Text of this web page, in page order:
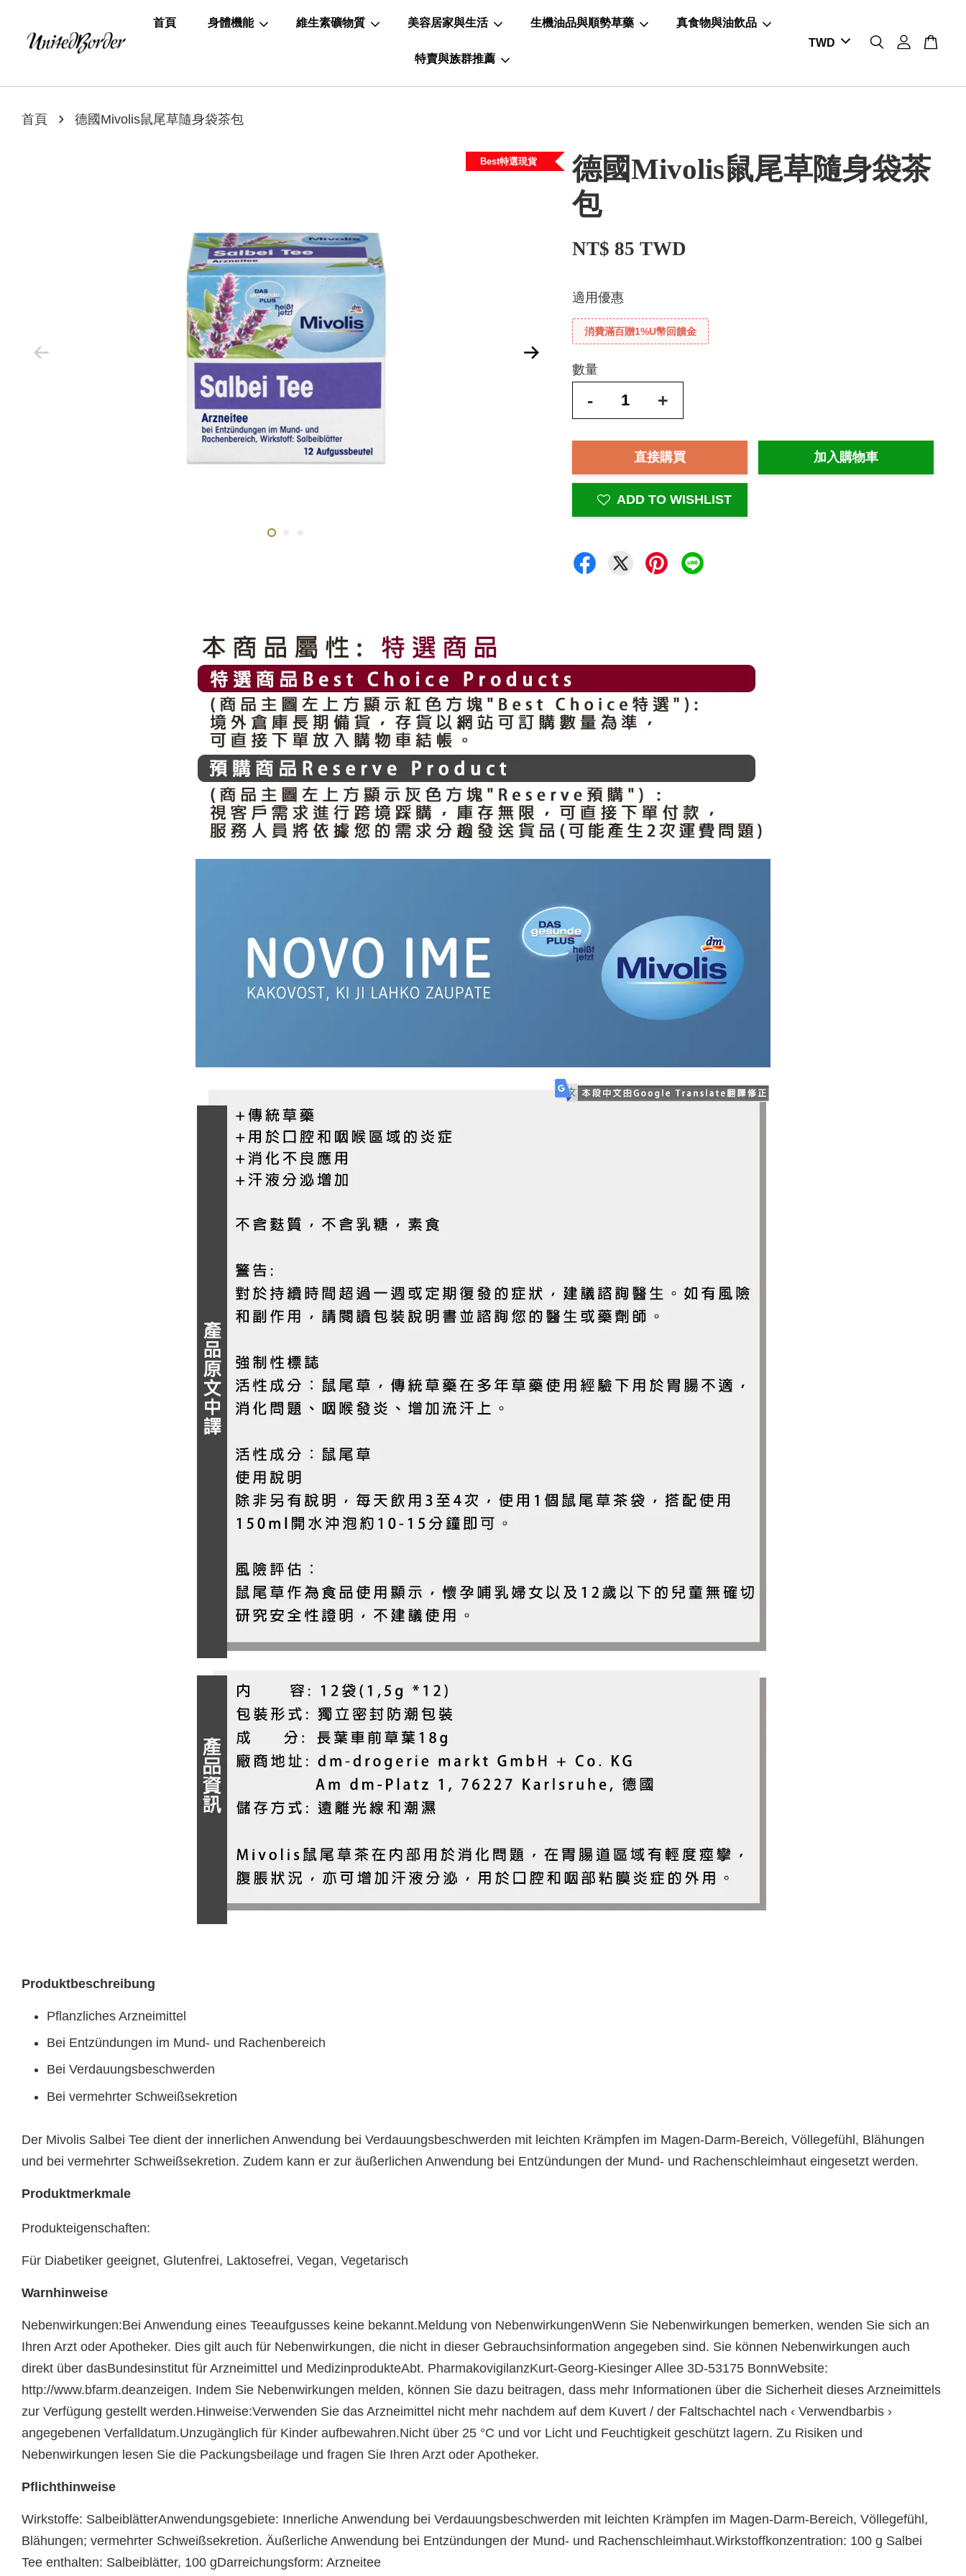
首頁 身體機能 維生素礦物質 美容居家與生活 生機油品與順勢草藥 真食物與油飲品
特賣與族群推薦
首頁 › 德國Mivolis鼠尾草隨身袋茶包
Best特選現貨
德國Mivolis鼠尾草隨身袋茶
包
NT$ 85 TWD
適用優惠
消費滿百贈1%U幣回饋金
數量
- +
直接購買 加入購物車
ADD TO WISHLIST
Produktbeschreibung
Pflanzliches Arzneimittel
Bei Entzündungen im Mund- und Rachenbereich
Bei Verdauungsbeschwerden
Bei vermehrter Schweißsekretion
Der Mivolis Salbei Tee dient der innerlichen Anwendung bei Verdauungsbeschwerden mit leichten Krämpfen im Magen-Darm-Bereich, Völlegefühl, Blähungen
und bei vermehrter Schweißsekretion. Zudem kann er zur äußerlichen Anwendung bei Entzündungen der Mund- und Rachenschleimhaut eingesetzt werden.
Produktmerkmale
Produkteigenschaften:
Für Diabetiker geeignet, Glutenfrei, Laktosefrei, Vegan, Vegetarisch
Warnhinweise
Nebenwirkungen:Bei Anwendung eines Teeaufgusses keine bekannt.Meldung von NebenwirkungenWenn Sie Nebenwirkungen bemerken, wenden Sie sich an
Ihren Arzt oder Apotheker. Dies gilt auch für Nebenwirkungen, die nicht in dieser Gebrauchsinformation angegeben sind. Sie können Nebenwirkungen auch
direkt über dasBundesinstitut für Arzneimittel und MedizinprodukteAbt. PharmakovigilanzKurt-Georg-Kiesinger Allee 3D-53175 BonnWebsite:
http://www.bfarm.deanzeigen. Indem Sie Nebenwirkungen melden, können Sie dazu beitragen, dass mehr Informationen über die Sicherheit dieses Arzneimittels
zur Verfügung gestellt werden.Hinweise:Verwenden Sie das Arzneimittel nicht mehr nachdem auf dem Kuvert / der Faltschachtel nach ‹ Verwendbarbis ›
angegebenen Verfalldatum.Unzugänglich für Kinder aufbewahren.Nicht über 25 °C und vor Licht und Feuchtigkeit geschützt lagern. Zu Risiken und
Nebenwirkungen lesen Sie die Packungsbeilage und fragen Sie Ihren Arzt oder Apotheker.
Pflichthinweise
Wirkstoffe: SalbeiblätterAnwendungsgebiete: Innerliche Anwendung bei Verdauungsbeschwerden mit leichten Krämpfen im Magen-Darm-Bereich, Völlegefühl,
Blähungen; vermehrter Schweißsekretion. Äußerliche Anwendung bei Entzündungen der Mund- und Rachenschleimhaut.Wirkstoffkonzentration: 100 g Salbei
Tee enthalten: Salbeiblätter, 100 gDarreichungsform: Arzneitee